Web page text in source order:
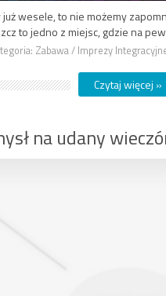
wesele, to nie możemy
to jedno z miejsc, gdzie na
Zabawa / Imprezy
Czytaj więcej »
na udany